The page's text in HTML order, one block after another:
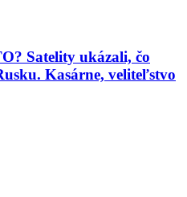
Satelity ukázali, čo
Kasárne, veliteľstvo